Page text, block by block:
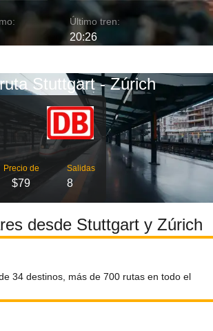
Último tren:
20:26
Stuttgart - Zúrich
Precio de
$79
Salidas
8
desde Stuttgart y Zúrich
34 destinos, más de 700 rutas en todo el